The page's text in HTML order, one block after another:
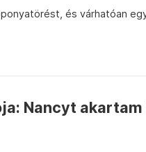
és várhatóan
Nancyt